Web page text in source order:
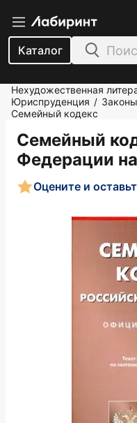
Каталог
Нехудожественная
Юриспруденция /
Семейный кодекс
Семейный
Федерации
Оцените и